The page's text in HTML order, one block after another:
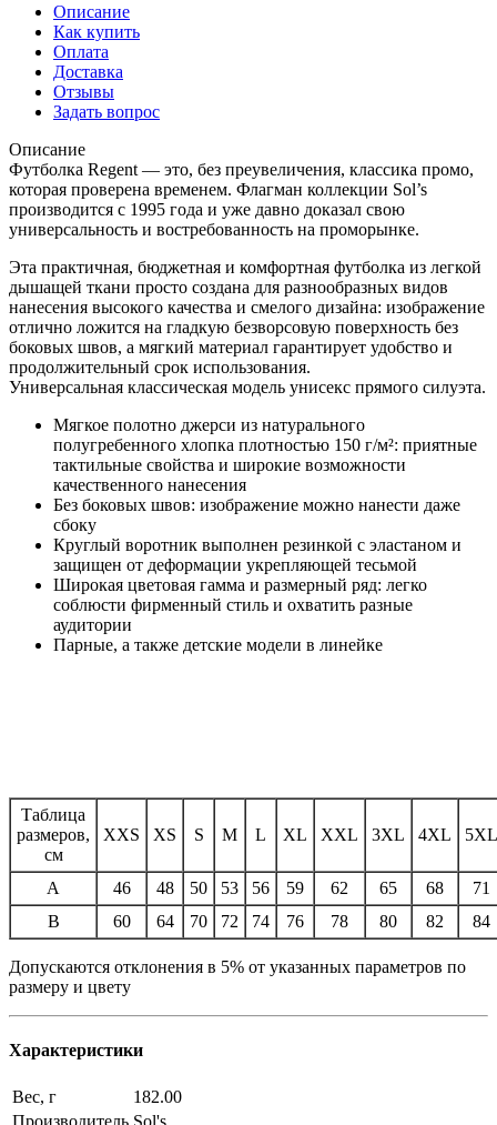
Описание
Как купить
Оплата
Доставка
Отзывы
Задать вопрос
Описание
Футболка Regent — это, без преувеличения, классика промо,
которая проверена временем. Флагман коллекции Sol’s
производится с 1995 года и уже давно доказал свою
универсальность и востребованность на проморынке.
Эта практичная, бюджетная и комфортная футболка из легкой
дышащей ткани просто создана для разнообразных видов
нанесения высокого качества и смелого дизайна: изображение
отлично ложится на гладкую безворсовую поверхность без
боковых швов, а мягкий материал гарантирует удобство и
продолжительный срок использования.
Универсальная классическая модель унисекс прямого силуэта.
Мягкое полотно джерси из натурального
полугребенного хлопка плотностью 150 г/м²: приятные
тактильные свойства и широкие возможности
качественного нанесения
Без боковых швов: изображение можно нанести даже
сбоку
Круглый воротник выполнен резинкой с эластаном и
защищен от деформации укрепляющей тесьмой
Широкая цветовая гамма и размерный ряд: легко
соблюсти фирменный стиль и охватить разные
аудитории
Парные, а также детские модели в линейке
Таблица
размеров,
см
XXS XS S M L XL XXL 3XL 4XL 5XL
A 46 48 50 53 56 59 62 65 68
71
B
60 64 70 72 74 76 78 80 82 84
Допускаются отклонения в 5% от указанных параметров по
размеру и цвету
Характеристики
Вес, г
182.00